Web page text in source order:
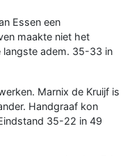
Essen een
maakte niet het
langste adem. 35-33 in
Marnix de Kruijf is
Handgraaf kon
35-22 in 49